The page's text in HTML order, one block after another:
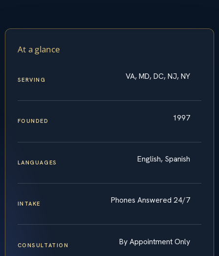
At a glance
SERVING VA, MD, DC, NJ, NY
FOUNDED 1997
LANGUAGES English, Spanish
INTAKE Phones Answered 24/7
CONSULTATION By Appointment Only